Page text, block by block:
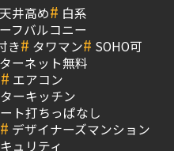
天井高め# 白系
フバルコニー
き# タワマン# SOHO可
ーネット無料
# エアコン
ーキッチン
ト打ちっぱなし
# デザイナーズマンション
ュリティ